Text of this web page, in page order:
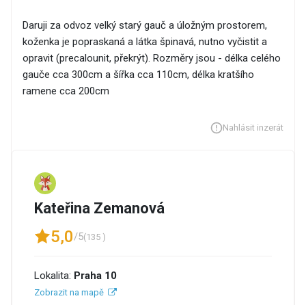
Daruji za odvoz velký starý gauč a úložným prostorem,
koženka je popraskaná a látka špinavá, nutno vyčistit a
opravit (precalounit, překrýt). Rozměry jsou - délka celého
gauče cca 300cm a šířka cca 110cm, délka kratšího
ramene cca 200cm
Nahlásit inzerát
Kateřina Zemanová
5,0/5(135 )
Lokalita: Praha 10
Zobrazit na mapě